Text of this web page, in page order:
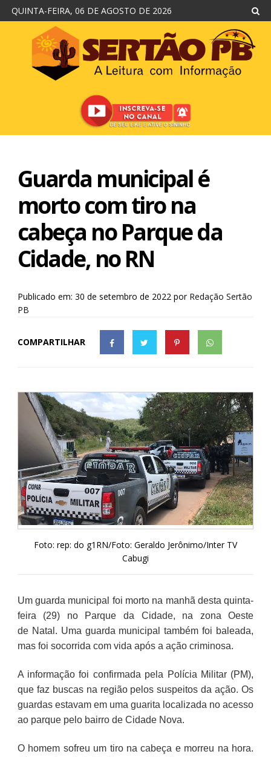
QUINTA-FEIRA, 06 DE AGOSTO DE 2026
Guarda municipal é
morto com tiro na
cabeça no Parque da
Cidade, no RN
Publicado em: 30 de setembro de 2022 por Redação Sertão
PB
COMPARTILHAR
Foto: rep: do g1RN/Foto: Geraldo Jerônimo/Inter TV
Cabugi
Um guarda municipal foi morto na manhã desta quinta-
feira (29) no Parque da Cidade, na zona Oeste
de Natal. Uma guarda municipal também foi baleada,
mas foi socorrida com vida após a ação criminosa.
A informação foi confirmada pela Polícia Militar (PM),
que faz buscas na região pelos suspeitos da ação. Os
guardas estavam em uma guarita localizada no acesso
ao parque pelo bairro de Cidade Nova.
O homem sofreu um tiro na cabeça e morreu na hora.